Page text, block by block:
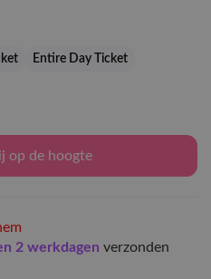
Entire Day Ticket
op de hoogte
2 werkdagen verzonden